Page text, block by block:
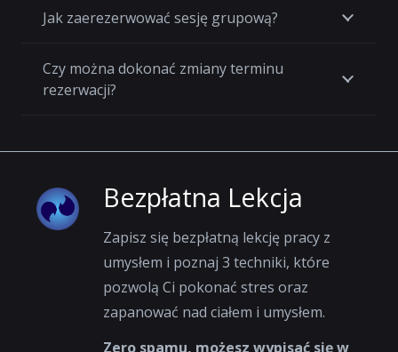
Jak zaerezerwować sesję grupową?
Czy można dokonać zmiany terminu
rezerwacji?
Bezpłatna Lekcja
Zapisz się bezpłatną lekcję pracy z
umysłem i poznaj 3 techniki, które
pozwolą Ci pokonać stres oraz
zapanować nad ciałem i umysłem.
Zero spamu, możesz wypisać się w